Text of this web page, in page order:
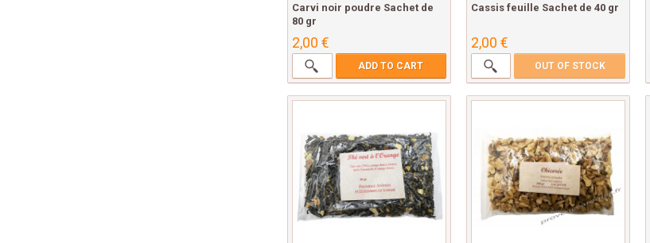
Carvi noir poudre Sachet de
80 gr
2,00 €
ADD TO CART
Cassis feuille Sachet de 40 gr
2,00 €
OUT OF STOCK